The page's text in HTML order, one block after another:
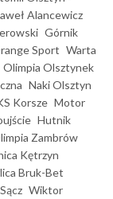
Alancewicz
Górnik
Sport Warta
Olimpia Olsztynek
Naki Olsztyn
Korsze Motor
Hutnik
Zambrów
Kętrzyn
Bruk-Bet
Wiktor